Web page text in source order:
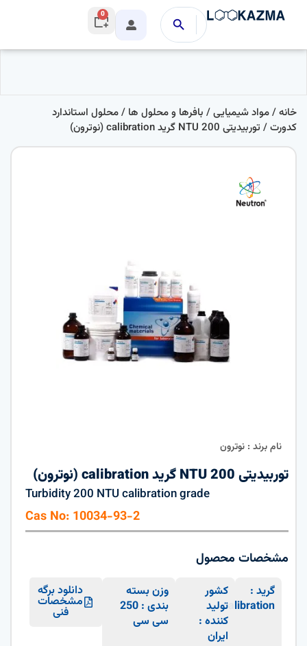
0
خانه/مواد شیمیایی/ بافرها و محلول ها /محلول استاندارد
کدورت/ توربیدیتی 200 NTU گرید calibration (نوترون)
نام برند : نوترون
توربیدیتی 200 NTU گرید calibration (نوترون)
Turbidity 200 NTU calibration grade
Cas No: 10034-93-2
مشخصات محصول
گرید :
calibration
کشور
تولید
کننده :
ایران
وزن بسته
بندی : 250
سی سی
دانلود برگه
مشخصات
فنی